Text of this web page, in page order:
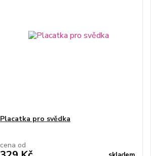
Placatka pro svědka
cena od